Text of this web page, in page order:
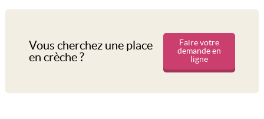
Vous cherchez une place
en crèche ?
Faire votre
demande en
ligne